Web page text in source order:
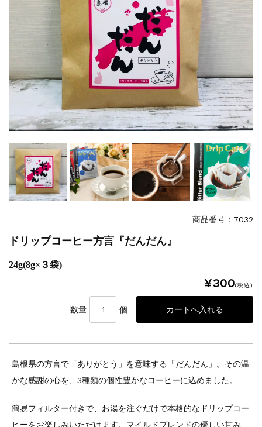
商品番号：7032
ドリップコーヒー方言『だんだん』
24g(8g×３袋)
¥300(税込)
数量 個
島根県の方言で「ありがとう」を意味する「だんだん」。その温
かな感謝の心を、3種類の個性豊かなコーヒーに込めました。
簡易フィルター付きで、お湯を注ぐだけで本格的なドリップコー
ヒーをお楽しみいただけます。マイルドブレンドの優しい甘み、